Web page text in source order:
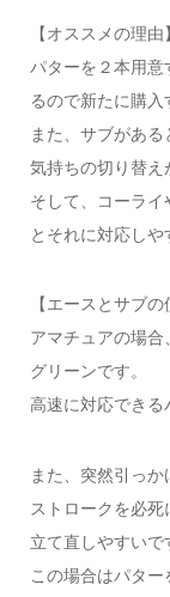
【オススメの理由】
パターを２本用意
るので新たに購入
また、サブがある
気持ちの切り替え
そして、コーラ
とそれに対応しや
【エースとサブの
アマチュアの場
グリーンです。
高速に対応できる
また、突然引っか
ストロークを必
立て直しやすいで
この場合はパタ